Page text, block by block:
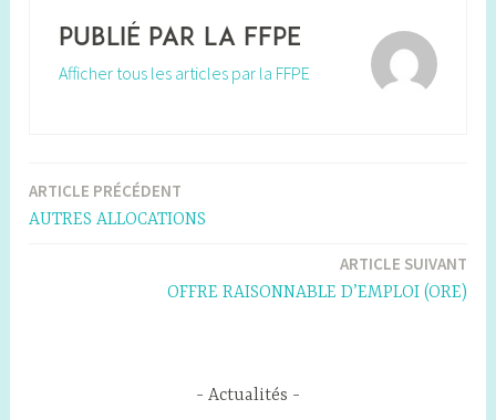
Publié par la FFPE
Afficher tous les articles par la FFPE
Navigation
ARTICLE PRÉCÉDENT
AUTRES ALLOCATIONS
ARTICLE SUIVANT
OFFRE RAISONNABLE D’EMPLOI (ORE)
Actualités